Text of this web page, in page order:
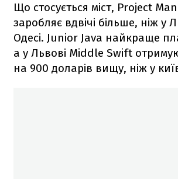
Що стосується міст, Project
заробляє вдвічі більше, ніж у
Одесі. Junior Java найкраще
а у Львові Middle Swift
на 900 доларів вищу, ніж у